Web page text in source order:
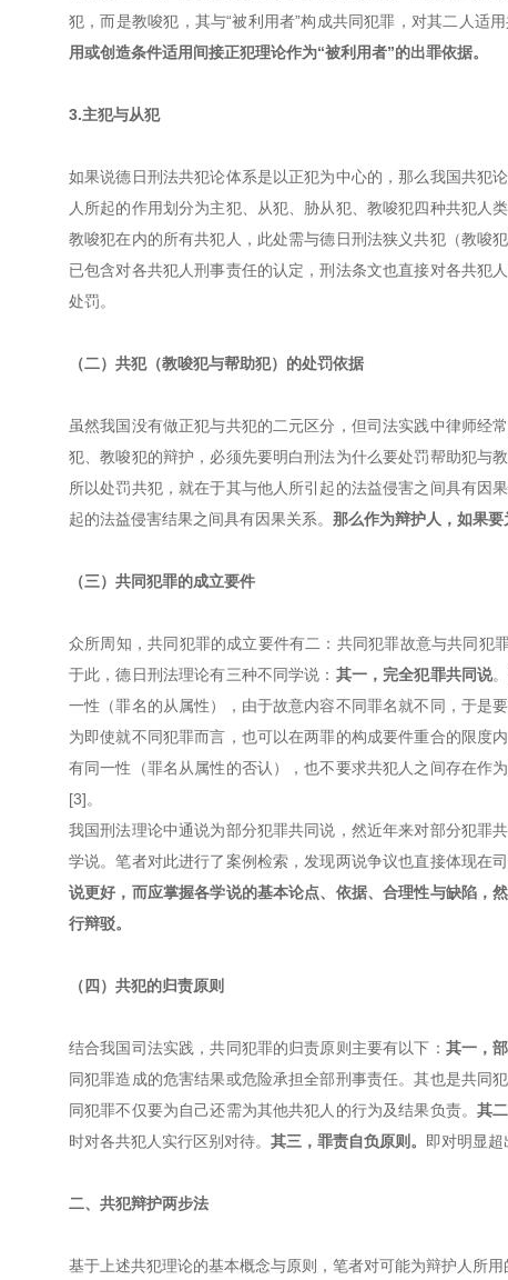
犯，而是教唆犯，其与“被利用者”构成共同犯罪，对其二人适
用或创造条件适用间接正犯理论作为“被利用者”的出罪依据。
3.主犯与从犯
如果说德日刑法共犯论体系是以正犯为中心的，那么我国共犯
人所起的作用划分为主犯、从犯、胁从犯、教唆犯四种共犯人
教唆犯在内的所有共犯人，此处需与德日刑法狭义共犯（教唆
已包含对各共犯人刑事责任的认定，刑法条文也直接对各共犯
处罚。
（二）共犯（教唆犯与帮助犯）的处罚依据
虽然我国没有做正犯与共犯的二元区分，但司法实践中律师经
犯、教唆犯的辩护，必须先要明白刑法为什么要处罚帮助犯与
所以处罚共犯，就在于其与他人所引起的法益侵害之间具有因
起的法益侵害结果之间具有因果关系。 那么作为辩护人，如果要
（三）共同犯罪的成立要件
众所周知，共同犯罪的成立要件有二：共同犯罪故意与共同犯
于此，德日刑法理论有三种不同学说： 其一，完全犯罪共同说
一性（罪名的从属性），由于故意内容不同罪名就不同，于是
为即使就不同犯罪而言，也可以在两罪的构成要件重合的限度
有同一性（罪名从属性的否认），也不要求共犯人之间存在作
[3]。
我国刑法理论中通说为部分犯罪共同说，然近年来对部分犯罪
学说。笔者对此进行了案例检索，发现两说争议也直接体现在
说更好，而应掌握各学说的基本论点、依据、合理性与缺陷，
行辩驳。
（四）共犯的归责原则
结合我国司法实践，共同犯罪的归责原则主要有以下： 其一，
同犯罪造成的危害结果或危险承担全部刑事责任。其也是共同
同犯罪不仅要为自己还需为其他共犯人的行为及结果负责。其
时对各共犯人实行区别对待。 其三，罪责自负原则。 即对明显
二、共犯辩护两步法
基于上述共犯理论的基本概念与原则，笔者对可能为辩护人所